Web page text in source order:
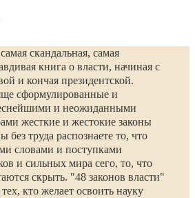
скандальная, самая
книга о власти, начиная с
и кончая президентской.
сформулированные и
и неожиданными
жесткие и жестокие законы
без труда распознаете то, что
словами и поступками
и сильных мира сего, то, что
скрыть. "48 законов власти"
кто желает освоить науку